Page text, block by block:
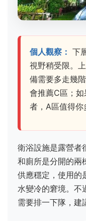
個人觀察： 下
視野稍受限。
備需要多走幾
會推薦C區；
者，A區值得你
衛浴設施是露營者
和廁所是分開的兩
供應穩定，使用的
水變冷的窘境。不
需要排一下隊，建